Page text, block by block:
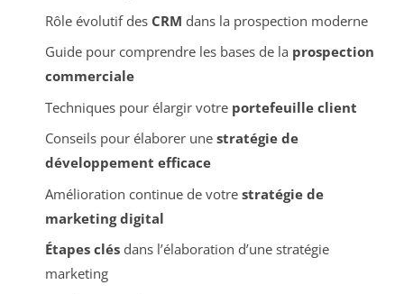
Rôle évolutif des CRM dans la prospection moderne
Guide pour comprendre les bases de la prospection
commerciale
Techniques pour élargir votre portefeuille client
Conseils pour élaborer une stratégie de
développement efficace
Amélioration continue de votre stratégie de
marketing digital
Étapes clésdans l’élaboration d’une stratégie
marketing